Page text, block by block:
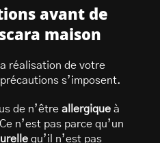
avant de
maison
réalisation de votre
s’imposent.
de n’être allergique à
n’est pas parce qu’un
qu’il n’est pas